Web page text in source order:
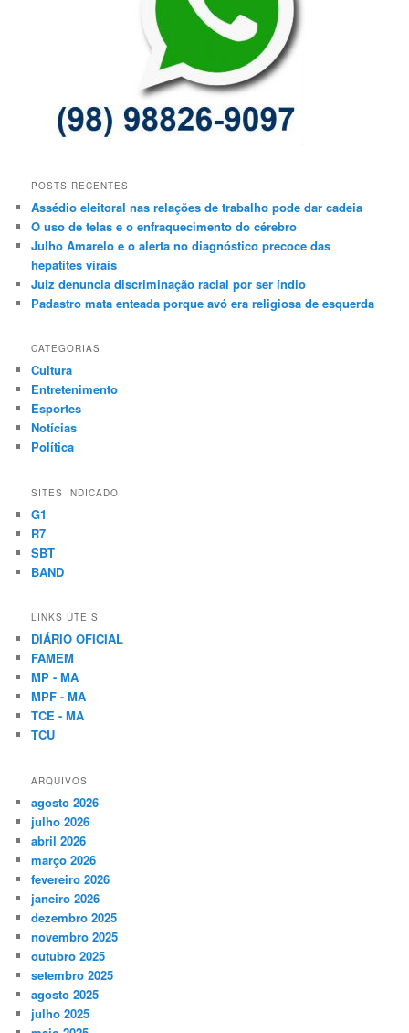
POSTS RECENTES
Assédio eleitoral nas relações de trabalho pode dar cadeia
O uso de telas e o enfraquecimento do cérebro
Julho Amarelo e o alerta no diagnóstico precoce das
hepatites virais
Juiz denuncia discriminação racial por ser índio
Padastro mata enteada porque avó era religiosa de esquerda
CATEGORIAS
Cultura
Entretenimento
Esportes
Notícias
Política
SITES INDICADO
G1
R7
SBT
BAND
LINKS ÚTEIS
DIÁRIO OFICIAL
FAMEM
MP - MA
MPF - MA
TCE - MA
TCU
ARQUIVOS
agosto 2026
julho 2026
abril 2026
março 2026
fevereiro 2026
janeiro 2026
dezembro 2025
novembro 2025
outubro 2025
setembro 2025
agosto 2025
julho 2025